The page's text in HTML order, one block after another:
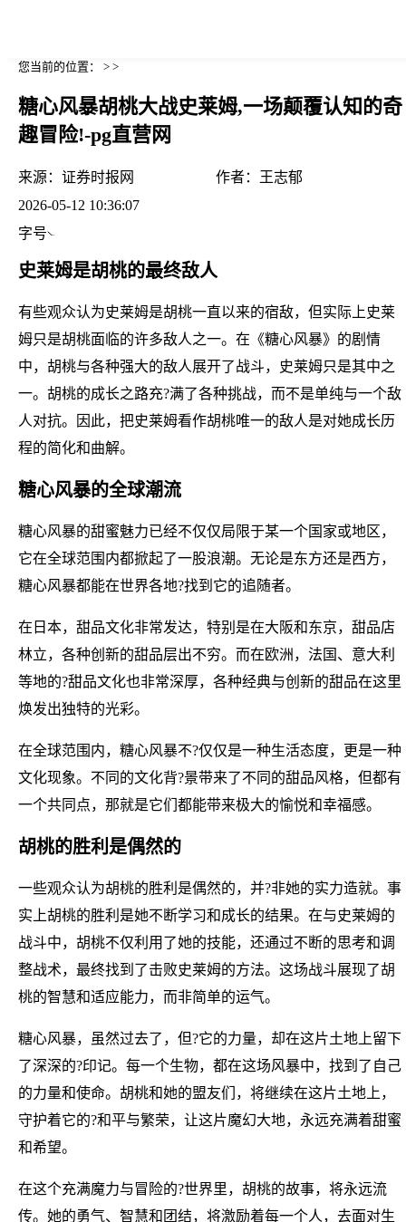
您当前的位置： > >
糖心风暴胡桃大战史莱姆,一场颠覆认知的奇
趣冒险!-pg直营网
来源： 证券时报网 作者：
王志郁
2026-05-12 10:36:07
字号
史莱姆是胡桃的最终敌人
有些观众认为史莱姆是胡桃一直以来的宿敌，但实际上史莱
姆只是胡桃面临的许多敌人之一。在《糖心风暴》的剧情
中，胡桃与各种强大的敌人展开了战斗，史莱姆只是其中之
一。胡桃的成长之路充?满了各种挑战，而不是单纯与一个敌
人对抗。因此，把史莱姆看作胡桃唯一的敌人是对她成长历
程的简化和曲解。
糖心风暴的全球潮流
糖心风暴的甜蜜魅力已经不仅仅局限于某一个国家或地区，
它在全球范围内都掀起了一股浪潮。无论是东方还是西方，
糖心风暴都能在世界各地?找到它的追随者。
在日本，甜品文化非常发达，特别是在大阪和东京，甜品店
林立，各种创新的甜品层出不穷。而在欧洲，法国、意大利
等地的?甜品文化也非常深厚，各种经典与创新的甜品在这里
焕发出独特的光彩。
在全球范围内，糖心风暴不?仅仅是一种生活态度，更是一种
文化现象。不同的文化背?景带来了不同的甜品风格，但都有
一个共同点，那就是它们都能带来极大的愉悦和幸福感。
胡桃的胜利是偶然的
一些观众认为胡桃的胜利是偶然的，并?非她的实力造就。事
实上胡桃的胜利是她不断学习和成长的结果。在与史莱姆的
战斗中，胡桃不仅利用了她的技能，还通过不断的思考和调
整战术，最终找到了击败史莱姆的方法。这场战斗展现了胡
桃的智慧和适应能力，而非简单的运气。
糖心风暴，虽然过去了，但?它的力量，却在这片土地上留下
了深深的?印记。每一个生物，都在这场风暴中，找到了自己
的力量和使命。胡桃和她的盟友们，将继续在这片土地上，
守护着它的?和平与繁荣，让这片魔幻大地，永远充满着甜蜜
和希望。
在这个充满魔力与冒险的?世界里，胡桃的故事，将永远流
传。她的勇气、智慧和团结，将激励着每一个人，去面对生